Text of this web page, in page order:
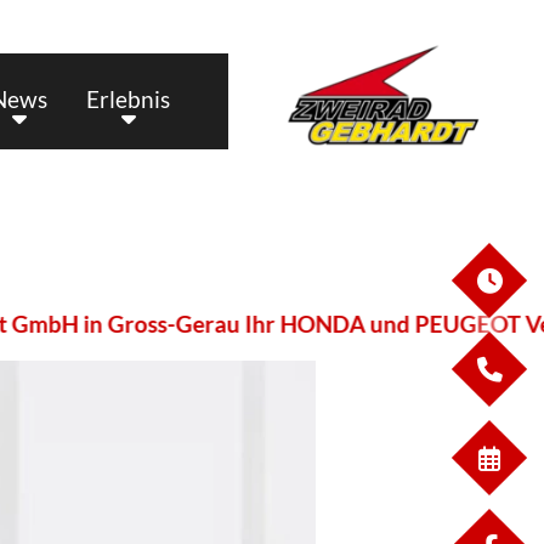
Erlebnis
in Gross-Gerau Ihr HONDA und PEUGEOT